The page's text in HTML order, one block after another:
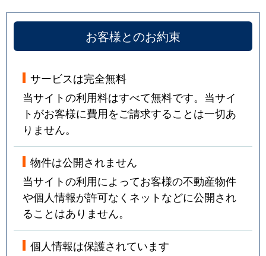
お客様とのお約束
サービスは完全無料
当サイトの利用料はすべて無料です。当サイ
トがお客様に費用をご請求することは一切あ
りません。
物件は公開されません
当サイトの利用によってお客様の不動産物件
や個人情報が許可なくネットなどに公開され
ることはありません。
個人情報は保護されています